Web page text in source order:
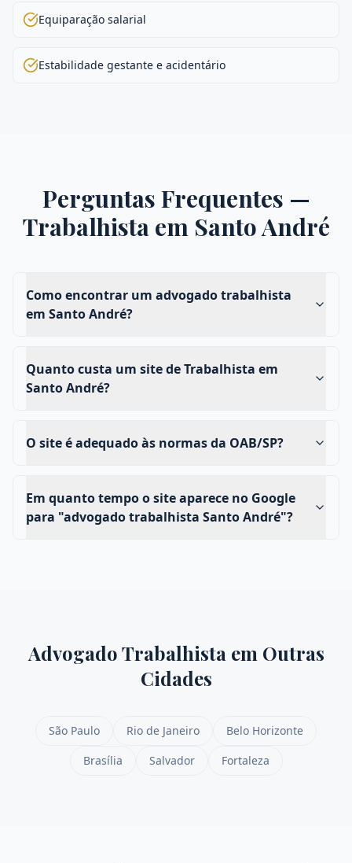
Equiparação salarial
Estabilidade gestante e acidentário
Perguntas Frequentes —
Trabalhistaem Santo André
Como encontrar um advogado trabalhista
em Santo André?
Quanto custa um site de Trabalhista em
Santo André?
O site é adequado às normas da OAB/SP?
Em quanto tempo o site aparece no Google
para "advogado trabalhista Santo André"?
Advogado Trabalhistaem Outras
Cidades
São Paulo Rio de Janeiro
Belo Horizonte
Brasília
Salvador Fortaleza